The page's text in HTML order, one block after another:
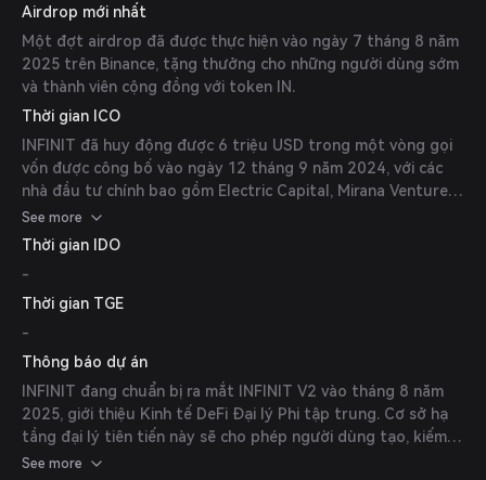
Intelligence, bổ sung các tính năng cá nhân hóa và trí tuệ
thích ứng.
Airdrop mới nhất
Một đợt airdrop đã được thực hiện vào ngày 7 tháng 8 năm
2025 trên Binance, tặng thưởng cho những người dùng sớm
và thành viên cộng đồng với token IN.
Thời gian ICO
INFINIT đã huy động được 6 triệu USD trong một vòng gọi
vốn được công bố vào ngày 12 tháng 9 năm 2024, với các
nhà đầu tư chính bao gồm Electric Capital, Mirana Ventures
và Hashed.
See more
Thời gian IDO
-
Thời gian TGE
-
Thông báo dự án
INFINIT đang chuẩn bị ra mắt INFINIT V2 vào tháng 8 năm
2025, giới thiệu Kinh tế DeFi Đại lý Phi tập trung. Cơ sở hạ
tầng đại lý tiên tiến này sẽ cho phép người dùng tạo, kiếm
tiền và thực hiện các chiến lược DeFi đa bước chỉ với một cú
See more